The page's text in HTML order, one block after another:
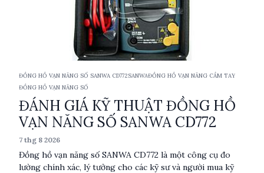
ĐỒNG HỒ VẠN NĂNG SỐ SANWA CD772SANWAĐỒNG HỒ VẠN NĂNG CẦM TAY
ĐỒNG HỒ VẠN NĂNG SỐ
ĐÁNH GIÁ KỸ THUẬT ĐỒNG HỒ
VẠN NĂNG SỐ SANWA CD772
7 thg 8 2026
Đồng hồ vạn năng số SANWA CD772 là một công cụ đo
lường chính xác, lý tưởng cho các kỹ sư và người mua kỹ